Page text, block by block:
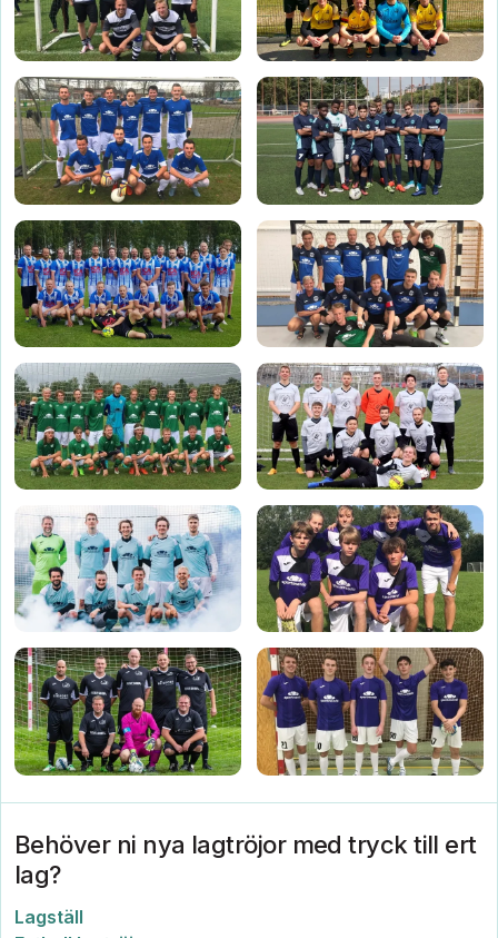
Behöver ni nya lagtröjor med tryck till ert
lag?
Lagställ